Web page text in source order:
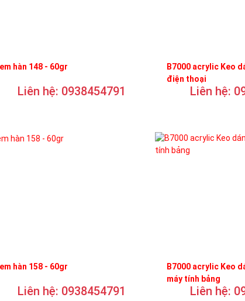
hàn 148 - 60gr
Liên hệ: 0938454791
B7000 acrylic Keo
điện thoại
Liên hệ:
hàn 158 - 60gr
Liên hệ: 0938454791
B7000 acrylic Keo
máy tính bảng
Liên hệ: